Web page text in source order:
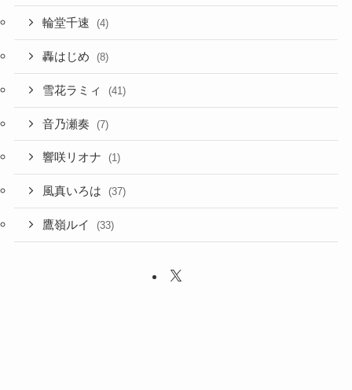
輪堂千速 (4)
轟はじめ (8)
雪花ラミィ (41)
音乃瀬奏 (7)
響咲リオナ (1)
風真いろは (37)
鷹嶺ルイ (33)